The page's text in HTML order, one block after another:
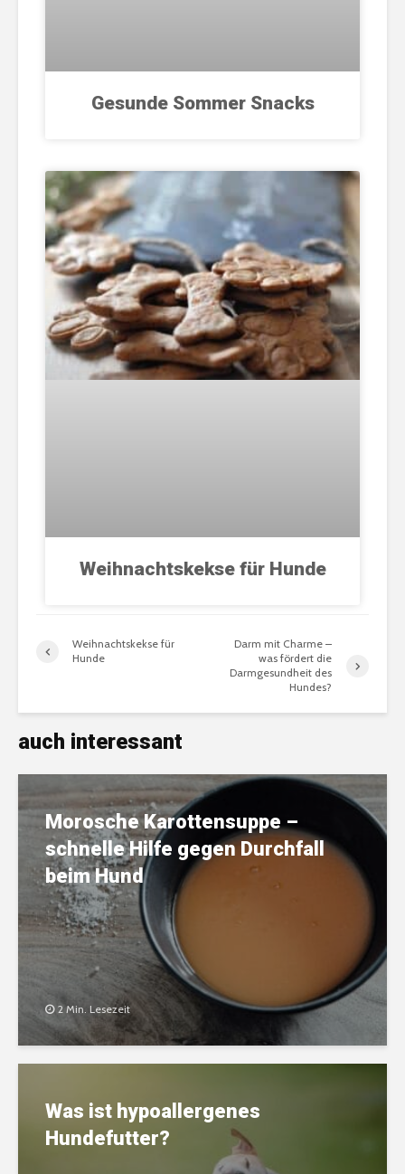
Gesunde Sommer Snacks
Weihnachtskekse für Hunde
Weihnachtskekse für
Hunde
Darm mit Charme –
was fördert die
Darmgesundheit des
Hundes?
auch interessant
Morosche Karottensuppe –
schnelle Hilfe gegen Durchfall
beim Hund
2 Min. Lesezeit
Was ist hypoallergenes
Hundefutter?